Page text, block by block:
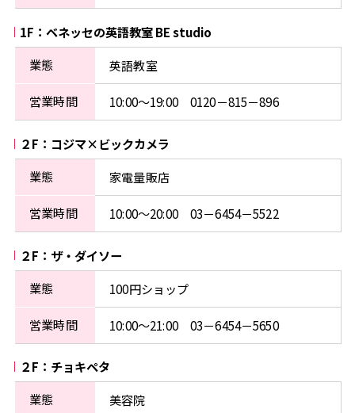
1F：ベネッセの英語教室 BE studio
業態
英語教室
営業時間 10:00〜19:00 0120－815－896
２F：コジマ×ビックカメラ
業態
家電量販店
営業時間 10:00〜20:00 03－6454－5522
２F：ザ・ダイソー
業態
100円ショップ
営業時間 10:00〜21:00 03－6454－5650
２F：チョキペタ
業態
美容院